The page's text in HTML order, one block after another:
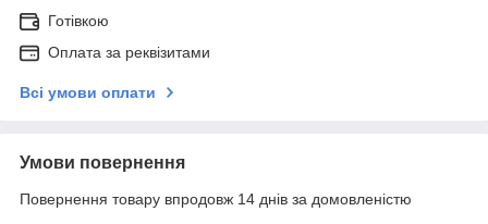
Готівкою
Оплата за реквізитами
Всі умови оплати
Умови повернення
Повернення товару впродовж 14 днів за домовленістю